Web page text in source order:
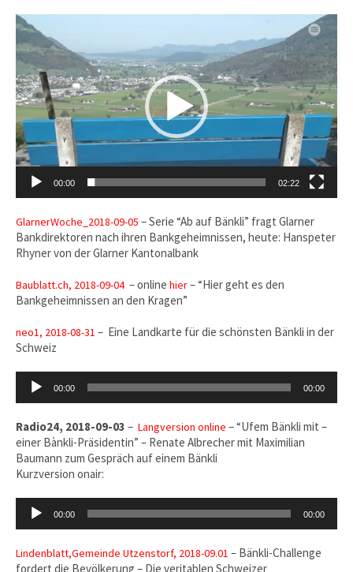
Video-
Player
00:00 02:22
GlarnerWoche_2018-09-05 – Serie “Ab auf Bänkli” fragt Glarner
Bankdirektoren nach ihren Bankgeheimnissen, heute: Hanspeter
Rhyner von der Glarner Kantonalbank
Baublatt.ch, 2018-09-04– onlinehier– “Hier geht es den
Bankgeheimnissen an den Kragen”
neo1, 2018-08-31 – Eine Landkarte für die schönsten Bänkli in der
Schweiz
Audio-
Player
00:00 00:00
Radio24, 2018-09-03 –Langversion online – “Ufem Bänkli mit –
einer Bànkli-Präsidentin” – Renate Albrecher mit Maximilian
Baumann zum Gespräch auf einem Bänkli
Kurzversion onair:
Audio-
Player
00:00 00:00
Lindenblatt,Gemeinde Utzenstorf, 2018-09.01 – Bänkli-Challenge
fordert die Bevölkerung – Die veritablen Schweizer